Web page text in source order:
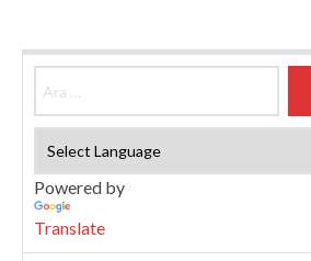
Powered by
Translate